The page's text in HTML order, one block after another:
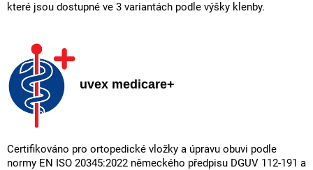
které jsou dostupné ve 3 variantách podle výšky klenby.
uvex medicare+
Certifikováno pro ortopedické vložky a úpravu obuvi podle
normy EN ISO 20345:2022 německého předpisu DGUV 112-191 a